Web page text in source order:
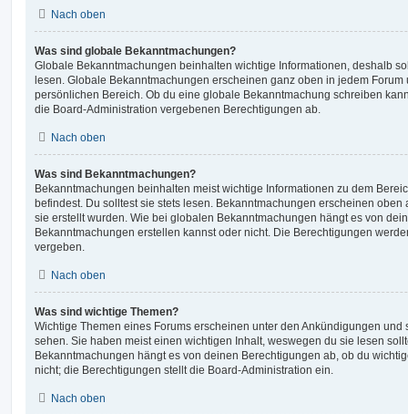
Nach oben
Was sind globale Bekanntmachungen?
Globale Bekanntmachungen beinhalten wichtige Informationen, deshalb
lesen. Globale Bekanntmachungen erscheinen ganz oben in jedem
persönlichen Bereich. Ob du eine globale Bekanntmachung schreiben
die Board-Administration vergebenen Berechtigungen ab.
Nach oben
Was sind Bekanntmachungen?
Bekanntmachungen beinhalten meist wichtige Informationen zu dem
befindest. Du solltest sie stets lesen. Bekanntmachungen erscheinen oben
sie erstellt wurden. Wie bei globalen Bekanntmachungen hängt es von
Bekanntmachungen erstellen kannst oder nicht. Die Berechtigungen
vergeben.
Nach oben
Was sind wichtige Themen?
Wichtige Themen eines Forums erscheinen unter den Ankündigungen und
sehen. Sie haben meist einen wichtigen Inhalt, weswegen du sie lesen
Bekanntmachungen hängt es von deinen Berechtigungen ab, ob du
nicht; die Berechtigungen stellt die Board-Administration ein.
Nach oben